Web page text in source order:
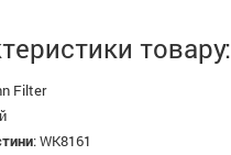
товару:
Filter
:WK8161